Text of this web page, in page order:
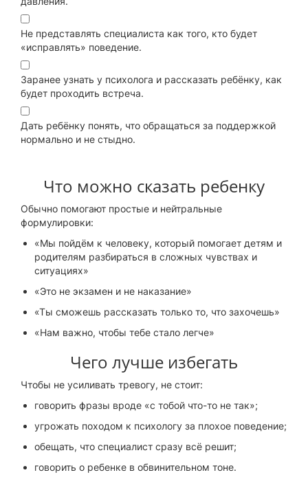
Не представлять специалиста как того, кто будет
«исправлять» поведение.
Заранее узнать у психолога и рассказать ребёнку, как
будет проходить встреча.
Дать ребёнку понять, что обращаться за поддержкой
нормально и не стыдно.
Что можно сказать ребенку
Обычно помогают простые и нейтральные
формулировки:
«Мы пойдём к человеку, который помогает детям и
родителям разбираться в сложных чувствах и
ситуациях»
«Это не экзамен и не наказание»
«Ты сможешь рассказать только то, что захочешь»
«Нам важно, чтобы тебе стало легче»
Чего лучше избегать
Чтобы не усиливать тревогу, не стоит:
говорить фразы вроде «с тобой что-то не так»;
угрожать походом к психологу за плохое поведение;
обещать, что специалист сразу всё решит;
говорить о ребенке в обвинительном тоне.